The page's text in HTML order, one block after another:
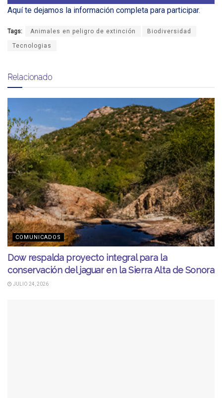
Aquí te dejamos la información completa para participar.
Tags: Animales en peligro de extinción Biodiversidad
Tecnologias
Relacionado
COMUNICADOS
Dow respalda proyecto integral para la
conservación del jaguar en la Sierra Alta de Sonora
JULIO 24, 2026